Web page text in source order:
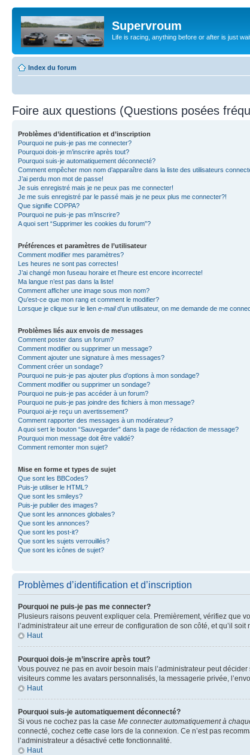
Supervroum
Life is racing, anything before or after is just
Index du forum
Foire aux questions (Questions posées
Problèmes d’identification et d’inscription
Pourquoi ne puis-je pas me connecter?
Pourquoi dois-je m’inscrire après tout?
Pourquoi suis-je automatiquement déconnecté?
Comment empêcher mon nom d’apparaître dans la liste des utilisateurs
J’ai perdu mon mot de passe!
Je suis enregistré mais je ne peux pas me connecter!
Je me suis enregistré par le passé mais je ne peux plus me connecter?!
Que signifie COPPA?
Pourquoi ne puis-je pas m’inscrire?
A quoi sert “Supprimer les cookies du forum”?
Préférences et paramètres de l’utilisateur
Comment modifier mes paramètres?
Les heures ne sont pas correctes!
J’ai changé mon fuseau horaire et l’heure est encore incorrecte!
Ma langue n’est pas dans la liste!
Comment afficher une image sous mon nom?
Qu’est-ce que mon rang et comment le modifier?
Lorsque je clique sur le lien e-maild’un utilisateur, on me demande de me
Problèmes liés aux envois de messages
Comment poster dans un forum?
Comment modifier ou supprimer un message?
Comment ajouter une signature à mes messages?
Comment créer un sondage?
Pourquoi ne puis-je pas ajouter plus d’options à mon sondage?
Comment modifier ou supprimer un sondage?
Pourquoi ne puis-je pas accéder à un forum?
Pourquoi ne puis-je pas joindre des fichiers à mon message?
Pourquoi ai-je reçu un avertissement?
Comment rapporter des messages à un modérateur?
A quoi sert le bouton “Sauvegarder” dans la page de rédaction de message?
Pourquoi mon message doit être validé?
Comment remonter mon sujet?
Mise en forme et types de sujet
Que sont les BBCodes?
Puis-je utiliser le HTML?
Que sont les smileys?
Puis-je publier des images?
Que sont les annonces globales?
Que sont les annonces?
Que sont les post-it?
Que sont les sujets verrouillés?
Que sont les icônes de sujet?
Problèmes d’identification et d’inscription
Pourquoi ne puis-je pas me connecter?
Plusieurs raisons peuvent expliquer cela. Premièrement, vérifiez que
l’administrateur ait une erreur de configuration de son côté, et qu’il soit
Haut
Pourquoi dois-je m’inscrire après tout?
Vous pouvez ne pas en avoir besoin mais l’administrateur peut
visiteurs comme les avatars personnalisés, la messagerie privée,
Haut
Pourquoi suis-je automatiquement déconnecté?
Si vous ne cochez pas la case Me connecter automatiquement à
connecté, cochez cette case lors de la connexion. Ce n’est pas
l’administrateur a désactivé cette fonctionnalité.
Haut